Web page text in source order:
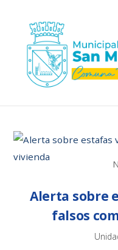
Alerta sobre
falsos